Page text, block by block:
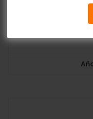
Aceite De